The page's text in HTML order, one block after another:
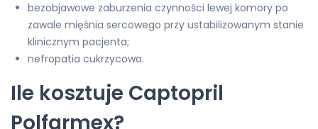
bezobjawowe zaburzenia czynności lewej komory po
zawale mięśnia sercowego przy ustabilizowanym stanie
klinicznym pacjenta;
nefropatia cukrzycowa.
Ile kosztuje Captopril
Polfarmex?